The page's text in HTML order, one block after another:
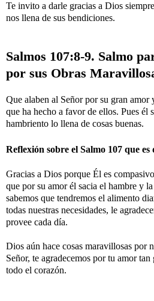
Te invito a darle gracias a Dios
nos llena de sus bendiciones.
Salmos 107:8-9. Salmo
por sus Obras
Que alaben al Señor por su gran amor
que ha hecho a favor de ellos. Pues él
hambriento lo llena de cosas buenas.
Reflexión sobre el Salmo 107 que es
Gracias a Dios porque Él es
que por su amor él sacia el hambre y
sabemos que tendremos el alimento
todas nuestras necesidades, le
provee cada día.
Dios aún hace cosas maravillosas por
Señor, te agradecemos por tu amor
todo el corazón.